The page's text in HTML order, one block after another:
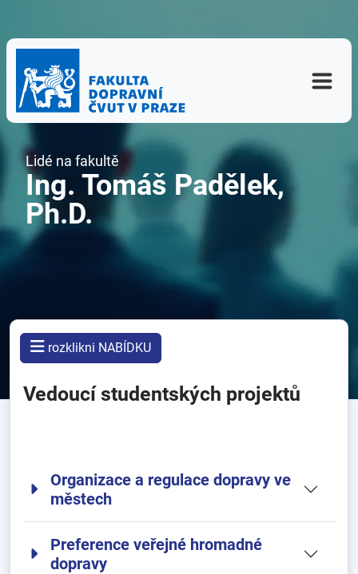
Lidé na fakultě
Ing. Tomáš Padělek,
Ph.D.
rozklikni NABÍDKU
Vedoucí studentských projektů
Organizace a regulace dopravy ve
městech
Preference veřejné hromadné
dopravy